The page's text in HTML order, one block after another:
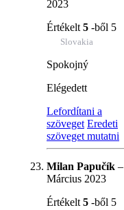
2023
Értékelt 5 -ből 5
Slovakia
Spokojný
Elégedett
Lefordítani a
szöveget Eredeti
szöveget mutatni
Milan Papučík –
Március 2023
Értékelt 5 -ből 5